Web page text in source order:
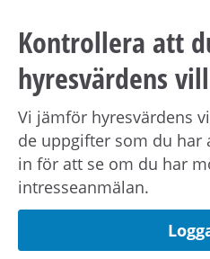
Vid kontraktsskrivning
tecknad hemförsäkring
Om hyran
Kostnad för hushållsel
Angiven hyra avser 2026
Kontrollera att
hyresvärdens
Vi jämför hyresvärdens
de uppgifter som du har
in för att se om du har
intresseanmälan.